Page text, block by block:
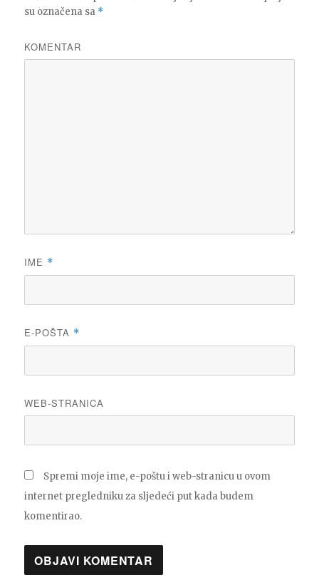
su označena sa *
KOMENTAR
IME *
E-POŠTA *
WEB-STRANICA
Spremi moje ime, e-poštu i web-stranicu u ovom
internet pregledniku za sljedeći put kada budem
komentirao.